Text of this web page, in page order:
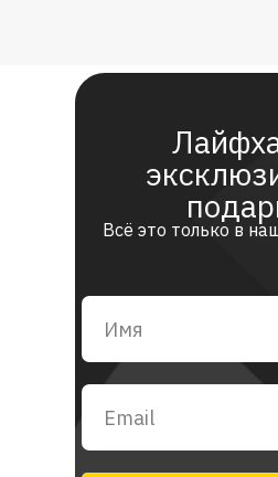
Всё это только в